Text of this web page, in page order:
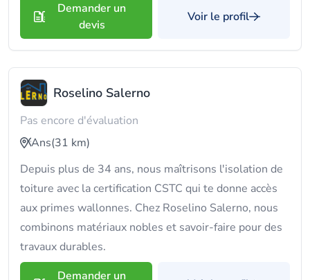
Demander un
devis
Voir le profil
Roselino Salerno
Pas encore d'évaluation
Ans(31 km)
Depuis plus de 34 ans, nous maîtrisons l'isolation de
toiture avec la certification CSTC qui te donne accès
aux primes wallonnes. Chez Roselino Salerno, nous
combinons matériaux nobles et savoir-faire pour des
travaux durables.
Demander un